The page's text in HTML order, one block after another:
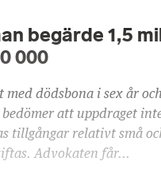
begärde 1,5
000
med dödsbona i sex år
att uppdraget
tillgångar relativt små
Advokaten får...